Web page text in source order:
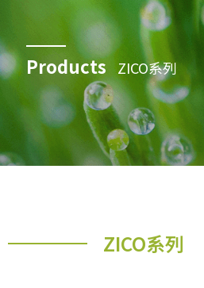
Products ZICO系列
ZICO系列